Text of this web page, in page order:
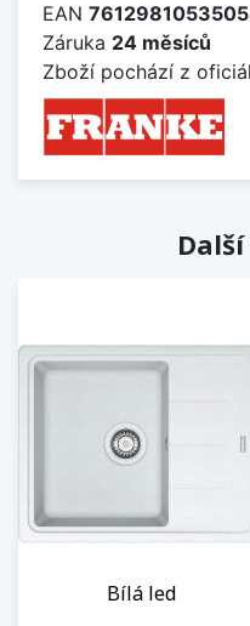
EAN 7612981053505
Záruka 24 měsíců
Zboží pochází z
Bílá led